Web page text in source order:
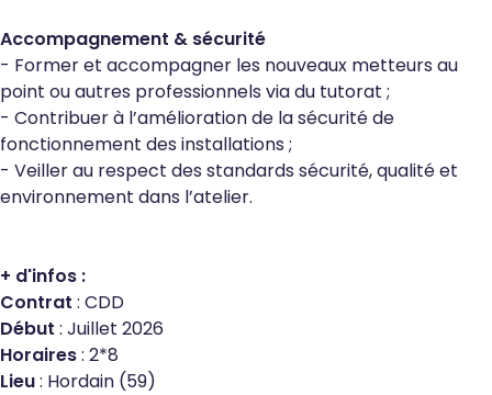
Accompagnement & sécurité
- Former et accompagner les nouveaux metteurs au
point ou autres professionnels via du tutorat ;
- Contribuer à l’amélioration de la sécurité de
fonctionnement des installations ;
- Veiller au respect des standards sécurité, qualité et
environnement dans l’atelier.
+ d'infos :
Contrat : CDD
Début : Juillet 2026
Horaires: 2*8
Lieu: Hordain (59)